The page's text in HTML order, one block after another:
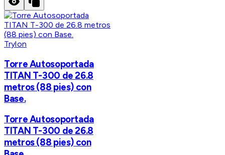
Trylon
Torre Autosoportada
TITAN T-300 de 26.8
metros (88 pies) con
Base.
Torre Autosoportada
TITAN T-300 de 26.8
metros (88 pies) con